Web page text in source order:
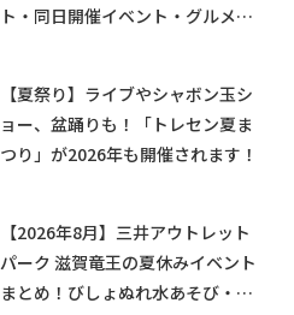
ト・同日開催イベント・グルメマ
【夏祭り】ライブやシャボン玉シ
ョー、盆踊りも！「トレセン夏ま
つり」が2026年も開催されます！
【2026年8月】三井アウトレット
パーク 滋賀竜王の夏休みイベント
まとめ！びしょぬれ水あそび・激